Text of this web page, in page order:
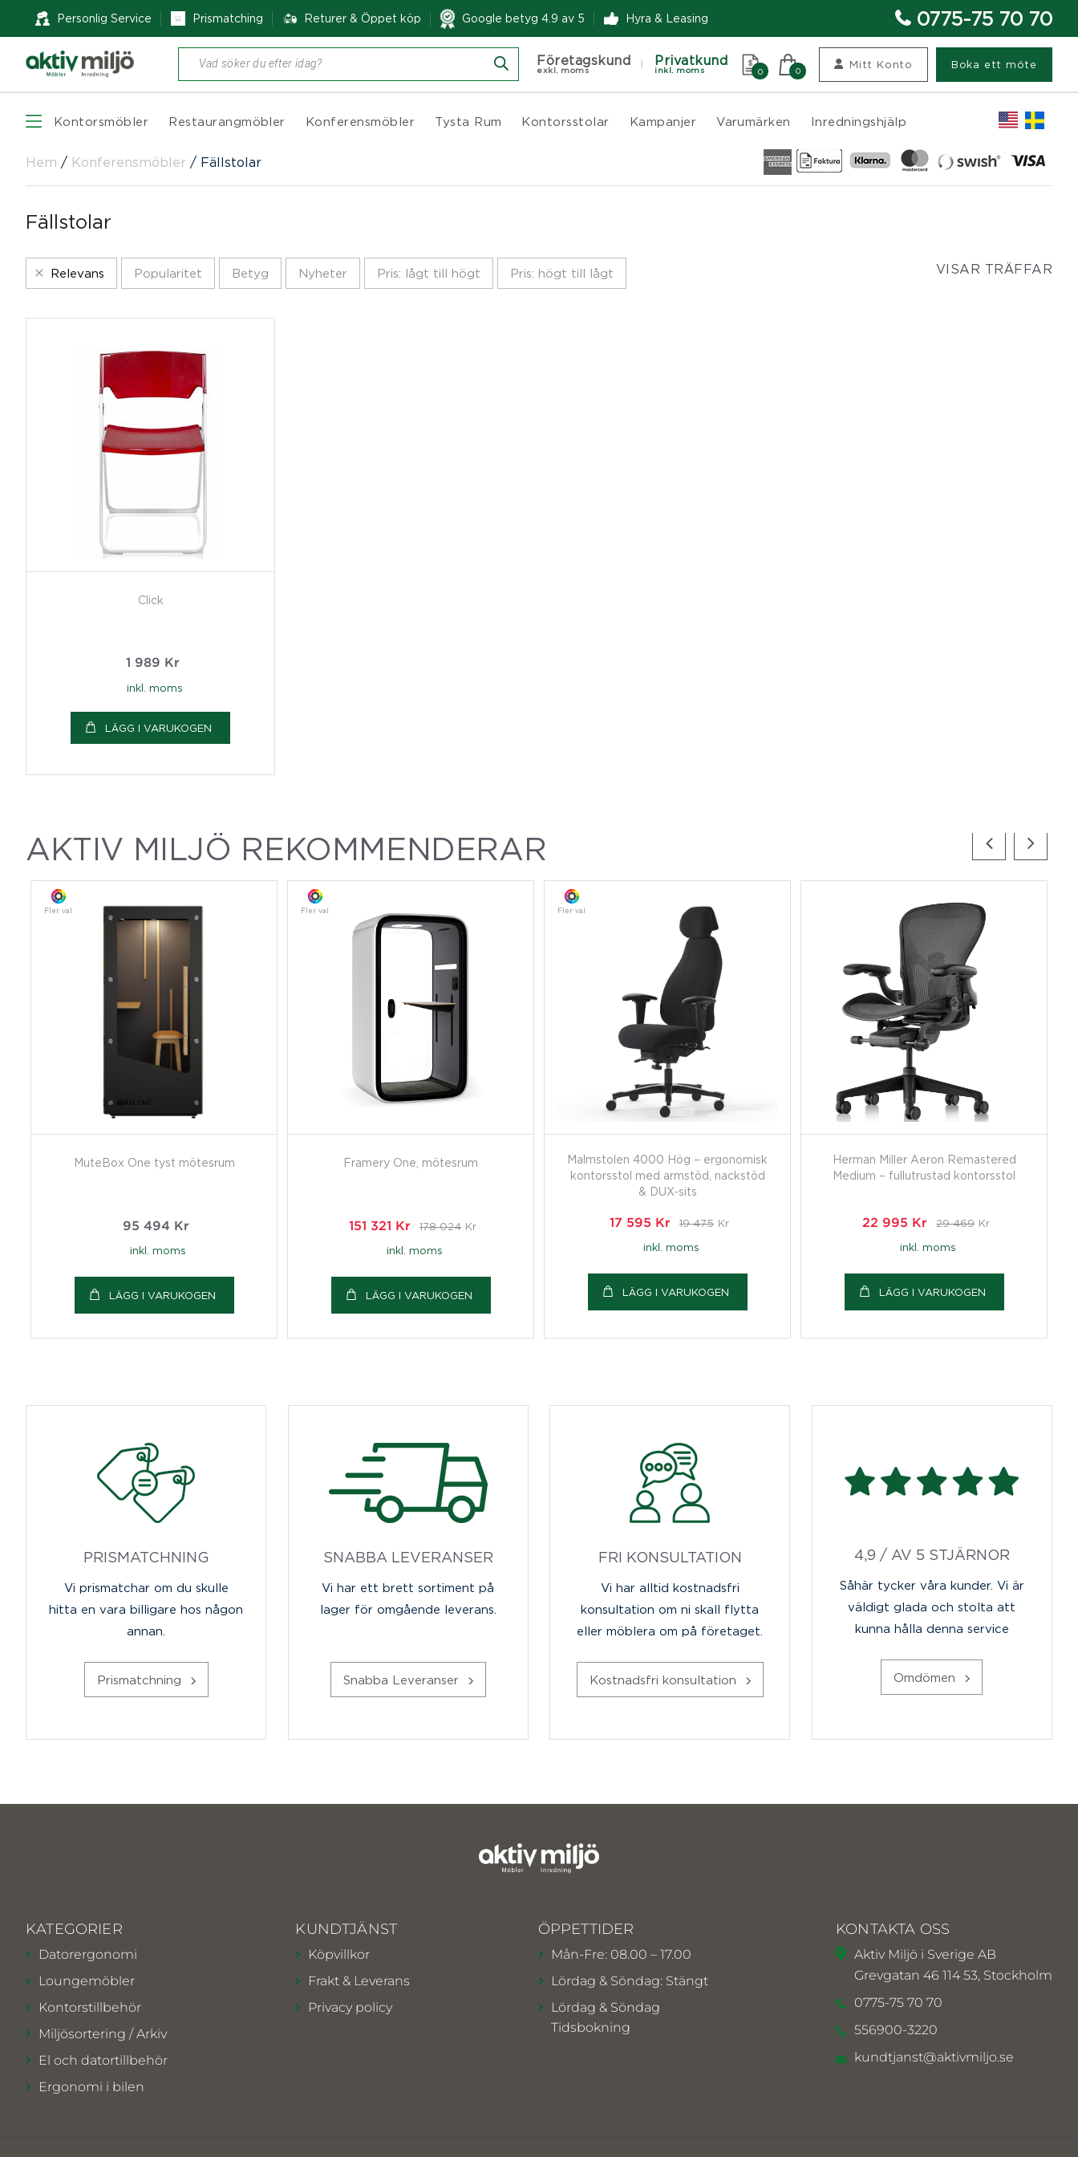
Personlig Service Prismatching Returer & Öppet köp Google betyg 4.9 av 5 Hyra & Leasing 0775-75 70 70
Produktsökning Företagskund
exkl. moms
Privatkund
inkl. moms 0 0
Mitt Konto Boka ett möte
Kontorsmöbler Restaurangmöbler Konferensmöbler Tysta Rum Kontorsstolar Kampanjer Varumärken Inredningshjälp
Hem / Konferensmöbler / Fällstolar
Fällstolar
Relevans Popularitet Betyg Nyheter Pris: lågt till högt Pris: högt till lågt VISAR TRÄFFAR
Click
1 989 Kr
inkl. moms
LÄGG I VARUKOGEN
AKTIV MILJÖ REKOMMENDERAR
Fler val
MuteBox One tyst mötesrum
95 494 Kr
inkl. moms
LÄGG I VARUKOGEN
Fler val
Framery One, mötesrum
151 321 Kr 178 024 Kr
inkl. moms
LÄGG I VARUKOGEN
Fler val
Malmstolen 4000 Hög – ergonomisk
kontorsstol med armstöd, nackstöd
& DUX-sits
17 595 Kr 19 475 Kr
inkl. moms
LÄGG I VARUKOGEN
Herman Miller Aeron Remastered
Medium – fullutrustad kontorsstol
22 995 Kr 29 469 Kr
inkl. moms
LÄGG I VARUKOGEN
PRISMATCHNING
Vi prismatchar om du skulle
hitta en vara billigare hos någon
annan.
Prismatchning
SNABBA LEVERANSER
Vi har ett brett sortiment på
lager för omgående leverans.
Snabba Leveranser
FRI KONSULTATION
Vi har alltid kostnadsfri
konsultation om ni skall flytta
eller möblera om på företaget.
Kostnadsfri konsultation
4,9 / AV 5 STJÄRNOR
Såhär tycker våra kunder. Vi är
väldigt glada och stolta att
kunna hålla denna service
Omdömen
KATEGORIER
Datorergonomi
Loungemöbler
Kontorstillbehör
Miljösortering / Arkiv
El och datortillbehör
Ergonomi i bilen
KUNDTJÄNST
Köpvillkor
Frakt & Leverans
Privacy policy
ÖPPETTIDER
Mån-Fre: 08.00 – 17.00
Lördag & Söndag: Stängt
Lördag & Söndag
Tidsbokning
KONTAKTA OSS
Aktiv Miljö i Sverige AB
Grevgatan 46 114 53, Stockholm
0775-75 70 70
556900-3220
kundtjanst@aktivmiljo.se